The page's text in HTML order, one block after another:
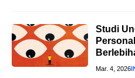
Studi
Mar. 4, 2026